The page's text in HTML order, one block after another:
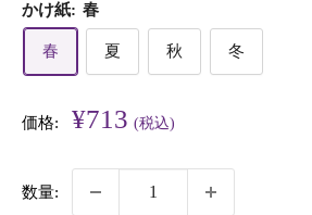
かけ紙: 春
春 夏 秋 冬
価格:
販
価
格
¥713 (税込)
数量: